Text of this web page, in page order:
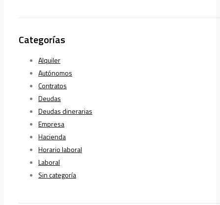
Categorías
Alquiler
Autónomos
Contratos
Deudas
Deudas dinerarias
Empresa
Hacienda
Horario laboral
Laboral
Sin categoría